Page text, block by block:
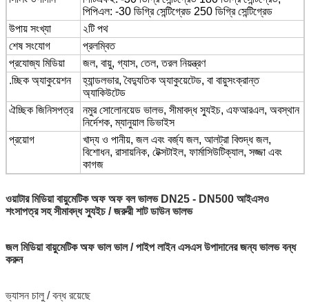
পিপিএল: -30 ডিগ্রি সেন্টিগ্রেড 250 ডিগ্রি সেন্টিগ্রেড
উপায় সংখ্যা
২টি পথ
শেষ সংযোগ
প্রলম্বিত
প্রযোজ্য মিডিয়া
জল, বায়ু, গ্যাস, তেল, তরল নিয়ন্ত্রণ
.চ্ছিক অ্যাকুয়েশন
হ্যান্ডলভার, বৈদ্যুতিক অ্যাকুয়েটেড, বা বায়ুসংক্রান্ত
অ্যাকিউটেড
ঐচ্ছিক জিনিসপত্র
নমুর সোলোনয়েড ভালভ, সীমাবদ্ধ স্যুইচ, এফআরএল, অবস্থান
নির্দেশক, ম্যানুয়াল ডিভাইস
প্রয়োগ
খাদ্য ও পানীয়, জল এবং বর্জ্য জল, আলট্রা বিশুদ্ধ জল,
বিশোধন, রাসায়নিক, টেক্সটাইল, ফার্মাসিউটিক্যাল, সজ্জা এবং
কাগজ
ওয়াটার মিডিয়া বায়ুমেটিক অফ অফ বল ভালভ DN25 - DN500 আইএসও
শংসাপত্র সহ সীমাবদ্ধ স্যুইচ / জরুরী শাট ডাউন ভালভ
জল মিডিয়া বায়ুমেটিক অফ ভাল ভাল / পাইপ লাইন এসএস উপাদানের জন্য ভালভ বন্ধ
করুন
ভ্যাসন চালু / বন্ধ রয়েছে